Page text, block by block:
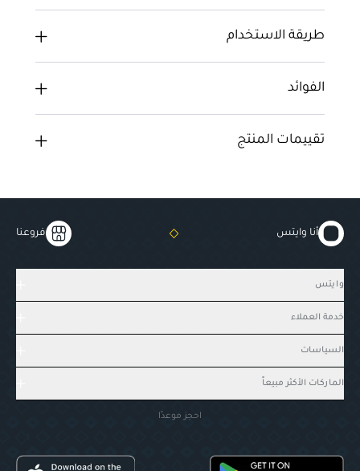
طريقة الاستخدام
الفوائد
تقييمات المنتج
أنا وايتس فروعنا
وايتس
خدمة العملاء
السياسات
الماركات الأكثر مبيعاً
احجز موعدًا